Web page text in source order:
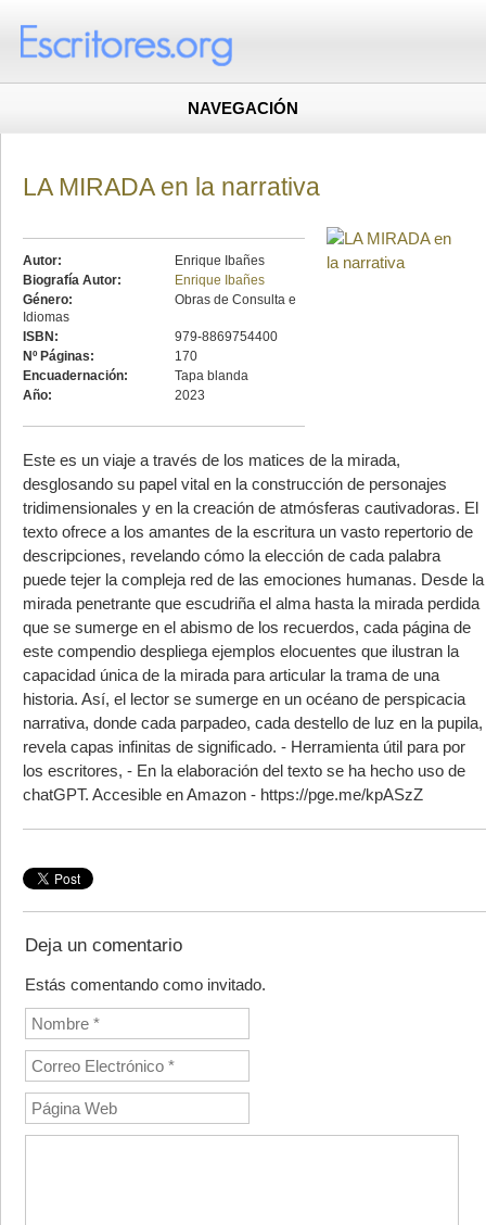
NAVEGACIÓN
LA MIRADA en la narrativa
Autor:
Enrique Ibañes
Biografía Autor:
Enrique Ibañes
Género:
Obras de Consulta e
Idiomas
ISBN:
979-8869754400
Nº Páginas:
170
Encuadernación:
Tapa blanda
Año:
2023
Este es un viaje a través de los matices de la mirada,
desglosando su papel vital en la construcción de personajes
tridimensionales y en la creación de atmósferas cautivadoras. El
texto ofrece a los amantes de la escritura un vasto repertorio de
descripciones, revelando cómo la elección de cada palabra
puede tejer la compleja red de las emociones humanas. Desde la
mirada penetrante que escudriña el alma hasta la mirada perdida
que se sumerge en el abismo de los recuerdos, cada página de
este compendio despliega ejemplos elocuentes que ilustran la
capacidad única de la mirada para articular la trama de una
historia. Así, el lector se sumerge en un océano de perspicacia
narrativa, donde cada parpadeo, cada destello de luz en la pupila,
revela capas infinitas de significado. - Herramienta útil para por
los escritores, - En la elaboración del texto se ha hecho uso de
chatGPT. Accesible en Amazon - https://pge.me/kpASzZ
Deja un comentario
Estás comentando como invitado.